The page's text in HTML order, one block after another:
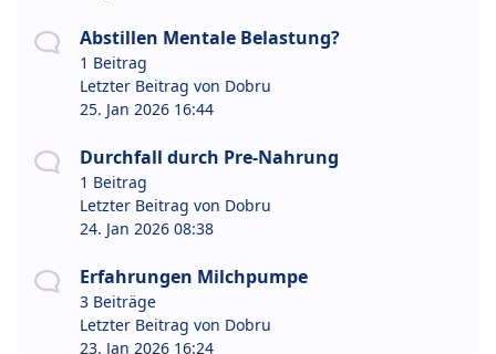
Abstillen Mentale Belastung?
1 Beitrag
Letzter Beitrag von Dobru
25. Jan 2026 16:44
Durchfall durch Pre-Nahrung
1 Beitrag
Letzter Beitrag von Dobru
24. Jan 2026 08:38
Erfahrungen Milchpumpe
3 Beiträge
Letzter Beitrag von Dobru
23. Jan 2026 16:24